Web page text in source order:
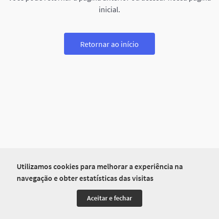
Utilizamos cookies para melhorar a experiência na
navegação e obter estatísticas das visitas
Aceitar e fechar
inicial.
Retornar ao início